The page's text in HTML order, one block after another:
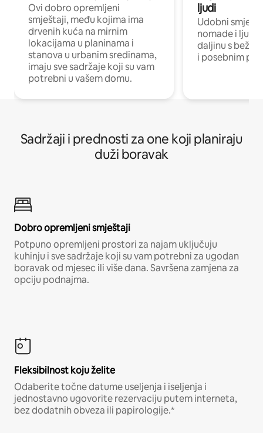
Ovi dobro opremljeni
smještaji, među kojima ima
drvenih kuća na mirnim
lokacijama u planinama i
stanova u urbanim sredinama,
imaju sve sadržaje koji su vam
potrebni u vašem domu.
ljudi
Udobni
nomade i ljude
daljinu s
i posebnim
Sadržaji i prednosti za one koji planiraju
duži boravak
Dobro opremljeni smještaji
Potpuno opremljeni prostori za najam uključuju
kuhinju i sve sadržaje koji su vam potrebni za ugodan
boravak od mjesec ili više dana. Savršena zamjena za
opciju podnajma.
Fleksibilnost koju želite
Odaberite točne datume useljenja i iseljenja i
jednostavno ugovorite rezervaciju putem interneta,
bez dodatnih obveza ili papirologije.*